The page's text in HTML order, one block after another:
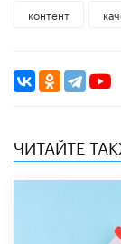
контент
ЧИТАЙТЕ